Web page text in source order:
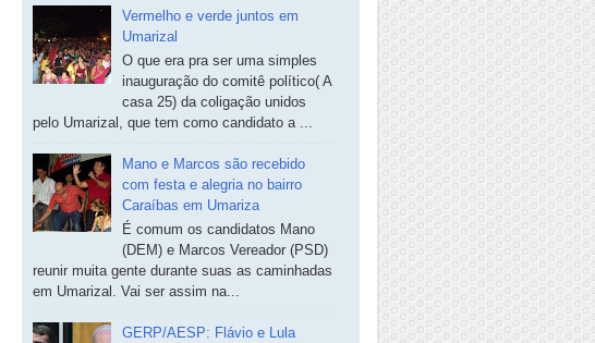
Vermelho e verde juntos em
Umarizal
O que era pra ser uma simples
inauguração do comitê político( A
casa 25) da coligação unidos
pelo Umarizal, que tem como candidato a ...
Mano e Marcos são recebido
com festa e alegria no bairro
Caraíbas em Umariza
É comum os candidatos Mano
(DEM) e Marcos Vereador (PSD)
reunir muita gente durante suas as caminhadas
em Umarizal. Vai ser assim na...
GERP/AESP: Flávio e Lula